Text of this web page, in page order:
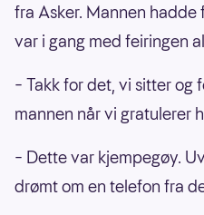
fra Asker. Mannen
var i gang med feiringen
– Takk for det, vi sitter og
mannen når vi gratulerer
– Dette var kjempegøy.
drømt om en telefon fra